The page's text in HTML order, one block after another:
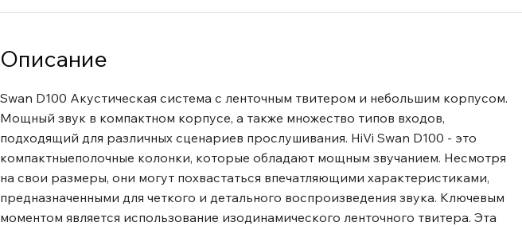
Описание
Swan D100 Акустическая система с ленточным твитером и небольшим корпусом.
Мощный звук в компактном корпусе, а также множество типов входов,
подходящий для различных сценариев прослушивания. HiVi Swan D100 - это
компактныеполочные колонки, которые обладают мощным звучанием. Несмотря
на свои размеры, они могут похвастаться впечатляющими характеристиками,
предназначенными для четкого и детального воспроизведения звука. Ключевым
моментом является использование изодинамического ленточного твитера. Эта